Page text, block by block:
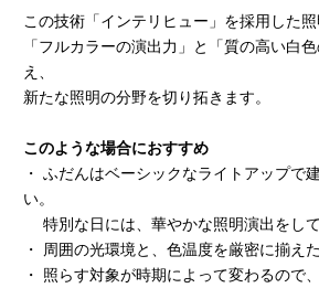
この技術「インテリヒュー」を採用した照
「フルカラーの演出力」と「質の高い白
え、
新たな照明の分野を切り拓きます。
このような場合におすすめ
・ ふだんはベーシックなライトアップで
い。
特別な日には、華やかな照明演出をして
・ 周囲の光環境と、色温度を厳密に揃えた
・ 照らす対象が時期によって変わるので